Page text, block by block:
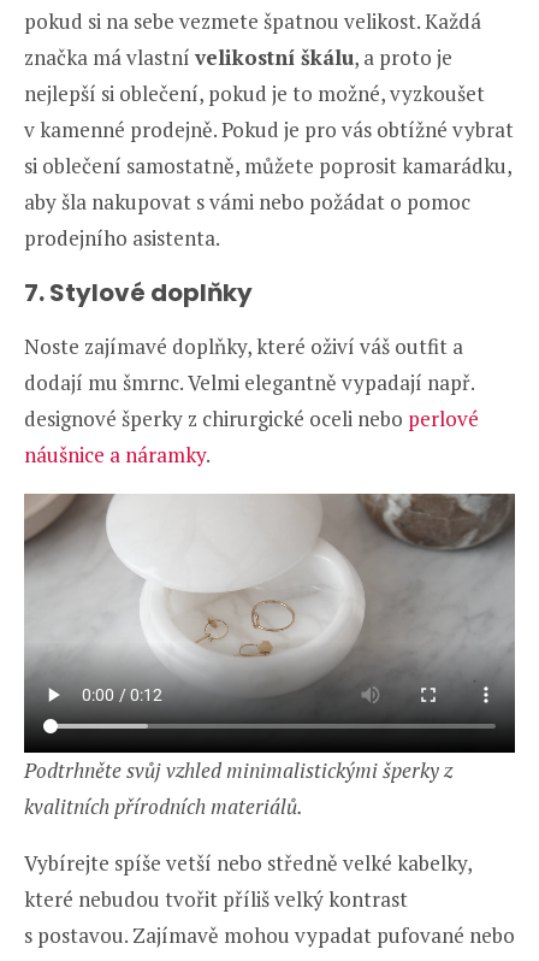
pokud si na sebe vezmete špatnou velikost. Každá
značka má vlastní velikostní škálu, a proto je
nejlepší si oblečení, pokud je to možné, vyzkoušet
v kamenné prodejně. Pokud je pro vás obtížné vybrat
si oblečení samostatně, můžete poprosit kamarádku,
aby šla nakupovat s vámi nebo požádat o pomoc
prodejního asistenta.
7. Stylové doplňky
Noste zajímavé doplňky, které oživí váš outfit a
dodají mu šmrnc. Velmi elegantně vypadají např.
designové šperky z chirurgické oceli nebo perlové
náušnice a náramky.
Podtrhněte svůj vzhled minimalistickými šperky z
kvalitních přírodních materiálů.
Vybírejte spíše vetší nebo středně velké kabelky,
které nebudou tvořit příliš velký kontrast
s postavou. Zajímavě mohou vypadat pufované nebo